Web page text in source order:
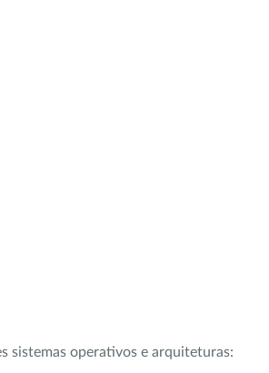
sistemas operativos e arquiteturas: